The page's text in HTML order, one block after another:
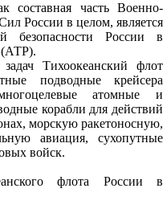
составная часть Военно-
России в целом, является
безопасности России в
(АТР).
Тихоокеанский флот
подводные крейсера
многоцелевые атомные и
корабли для действий
морскую ракетоносную,
авиация, сухопутные
войск.
флота России в